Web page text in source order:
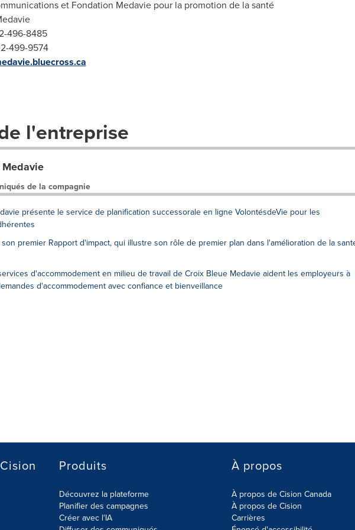
et Fondation Medavie pour la promotion de la santé
496-8485
499-9574
l'entreprise
de la compagnie
présente le service de planification successorale en ligne VolontésdeVie pour les
premier Rapport d'impact, qui illustre son rôle de premier plan dans l'amélioration de la
d'accommodement en milieu de travail de Croix Bleue Medavie aident les employeurs à
d'accommodement avec confiance et bienveillance
Produits
Découvrez la plateforme
Planifier des campagnes
Créer avec l'IA
À propos
À propos de Cision Canada
À propos de Cision
Carrières